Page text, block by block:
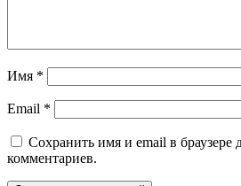
Имя *
Email *
Сохранить имя и email в
комментариев.